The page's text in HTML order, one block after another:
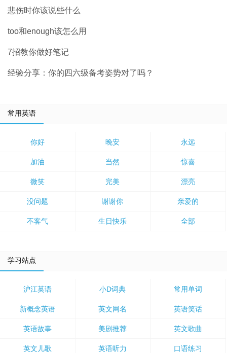
悲伤时你该说些什么
too和enough该怎么用
7招教你做好笔记
经验分享：你的四六级备考姿势对了吗？
常用英语
你好 晚安 永远
加油 当然 惊喜
微笑 完美 漂亮
没问题 谢谢你 亲爱的
不客气 生日快乐 全部
学习站点
沪江英语 小D词典 常用单词
新概念英语 英文网名 英语笑话
英语故事 美剧推荐 英文歌曲
英文儿歌 英语听力 口语练习